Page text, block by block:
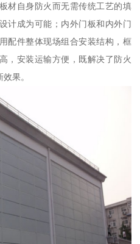
材自身防火而无需传统工艺的填
计成为可能；内外门板和内外门
配件整体现场组合安装结构，框
，安装运输方便，既解决了防火
果。